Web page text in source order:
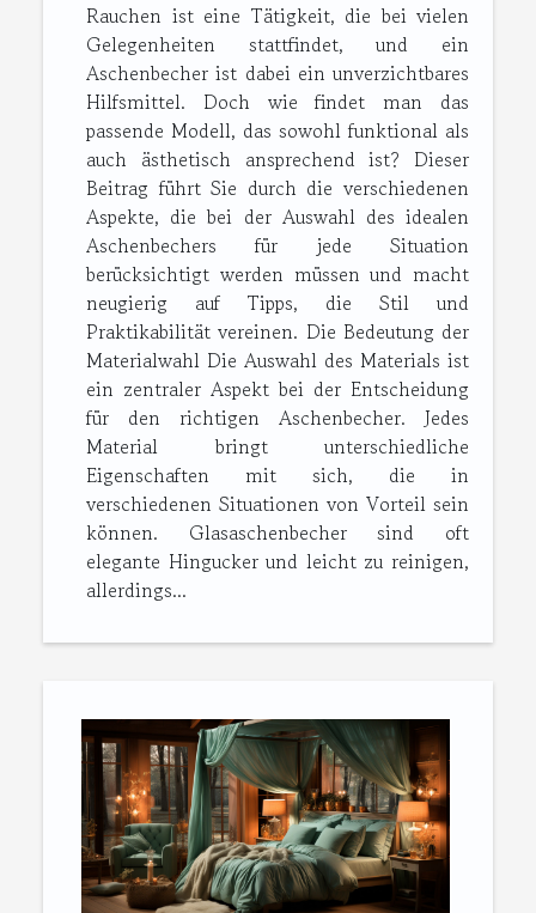
Rauchen ist eine Tätigkeit, die bei vielen
Gelegenheiten stattfindet, und ein
Aschenbecher ist dabei ein unverzichtbares
Hilfsmittel. Doch wie findet man das
passende Modell, das sowohl funktional als
auch ästhetisch ansprechend ist? Dieser
Beitrag führt Sie durch die verschiedenen
Aspekte, die bei der Auswahl des idealen
Aschenbechers für jede Situation
berücksichtigt werden müssen und macht
neugierig auf Tipps, die Stil und
Praktikabilität vereinen. Die Bedeutung der
Materialwahl Die Auswahl des Materials ist
ein zentraler Aspekt bei der Entscheidung
für den richtigen Aschenbecher. Jedes
Material bringt unterschiedliche
Eigenschaften mit sich, die in
verschiedenen Situationen von Vorteil sein
können. Glasaschenbecher sind oft
elegante Hingucker und leicht zu reinigen,
allerdings...